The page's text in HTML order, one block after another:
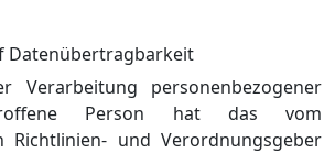
Verarbeitung personenbezogener
Person hat das vom
Richtlinien- und Verordnungsgeber